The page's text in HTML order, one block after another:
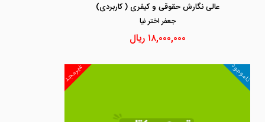
عالی نگارش حقوقی و کیفری ( کاربردی)
جعفر اختر نيا
۱۸,۰۰۰,۰۰۰ ریال
غیرمجد ناموجود